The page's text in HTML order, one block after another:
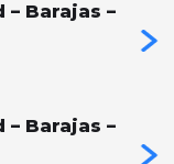
Barajas –
Barajas –